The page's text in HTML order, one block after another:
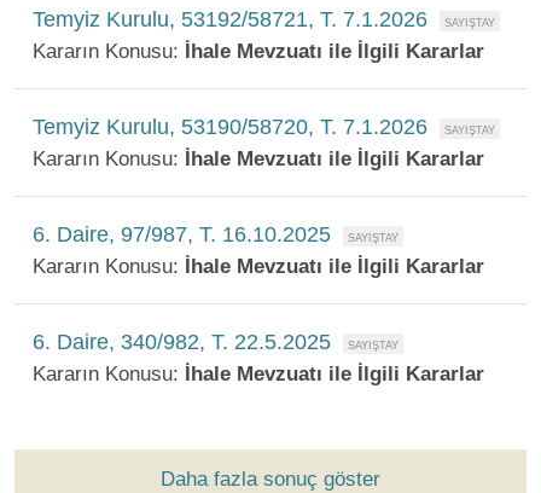
Temyiz Kurulu, 53192/58721, T. 7.1.2026
Kararın Konusu: İhale Mevzuatı ile İlgili Kararlar
Temyiz Kurulu, 53190/58720, T. 7.1.2026
Kararın Konusu: İhale Mevzuatı ile İlgili Kararlar
6. Daire, 97/987, T. 16.10.2025
Kararın Konusu: İhale Mevzuatı ile İlgili Kararlar
6. Daire, 340/982, T. 22.5.2025
Kararın Konusu: İhale Mevzuatı ile İlgili Kararlar
Daha fazla sonuç göster